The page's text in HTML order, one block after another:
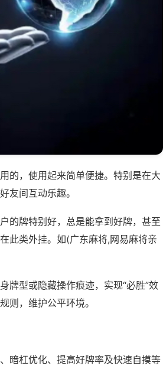
的，使用起来简单便捷。特别是在大
友间互动乐趣。
的牌特别好，总是能拿到好牌，甚至
此类外挂。如(广东麻将,网易麻将亲
牌型或隐藏操作痕迹，实现“必胜”效
则，维护公平环境。
暗杠优化、提高好牌率及快速自摸等